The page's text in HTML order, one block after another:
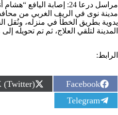
مدينة نوى في الريف الغربي من
يدوية بطريق الخطأ في منزله، ونُقل
المدينة لتلقي العلاج، ثم تم تحويله
الرابط:
S
h
a
r
Facebook
S
h
(Twitter)
S
h
Telegram